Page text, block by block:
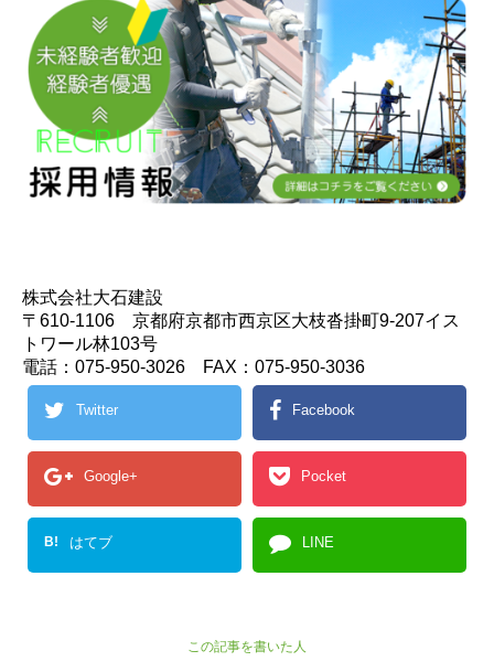
株式会社大石建設
〒610-1106 京都府京都市西京区大枝沓掛町9-207イス
トワール林103号
電話：075-950-3026 FAX：075-950-3036
Twitter Facebook
Google+ Pocket
B! はてブ LINE
この記事を書いた人